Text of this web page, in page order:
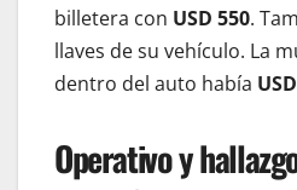
billetera con USD 550.
llaves de su vehículo. La
dentro del auto había
Operativo y